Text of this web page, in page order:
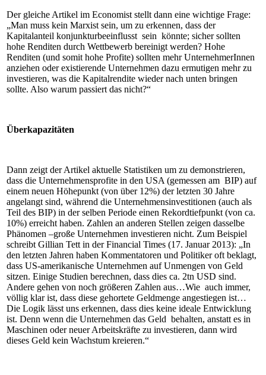
Der gleiche Artikel im Economist stellt dann eine wichtige Frage:
„Man muss kein Marxist sein, um zu erkennen, dass der
Kapitalanteil konjunkturbeeinflusst sein könnte; sicher sollten
hohe Renditen durch Wettbewerb bereinigt werden? Hohe
Renditen (und somit hohe Profite) sollten mehr UnternehmerInnen
anziehen oder existierende Unternehmen dazu ermutigen mehr zu
investieren, was die Kapitalrendite wieder nach unten bringen
sollte. Also warum passiert das nicht?“
Überkapazitäten
Dann zeigt der Artikel aktuelle Statistiken um zu demonstrieren,
dass die Unternehmensprofite in den USA (gemessen am BIP) auf
einem neuen Höhepunkt (von über 12%) der letzten 30 Jahre
angelangt sind, während die Unternehmensinvestitionen (auch als
Teil des BIP) in der selben Periode einen Rekordtiefpunkt (von ca.
10%) erreicht haben. Zahlen an anderen Stellen zeigen dasselbe
Phänomen –große Unternehmen investieren nicht. Zum Beispiel
schreibt Gillian Tett in der Financial Times (17. Januar 2013): „In
den letzten Jahren haben Kommentatoren und Politiker oft beklagt,
dass US-amerikanische Unternehmen auf Unmengen von Geld
sitzen. Einige Studien berechnen, dass dies ca. 2tn USD sind.
Andere gehen von noch größeren Zahlen aus…Wie auch immer,
völlig klar ist, dass diese gehortete Geldmenge angestiegen ist…
Die Logik lässt uns erkennen, dass dies keine ideale Entwicklung
ist. Denn wenn die Unternehmen das Geld behalten, anstatt es in
Maschinen oder neuer Arbeitskräfte zu investieren, dann wird
dieses Geld kein Wachstum kreieren.“